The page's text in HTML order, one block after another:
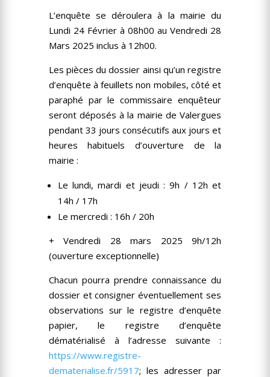
L’enquête se déroulera à la mairie du
Lundi 24 Février à 08h00 au Vendredi 28
Mars 2025 inclus à 12h00.
Les pièces du dossier ainsi qu’un registre
d’enquête à feuillets non mobiles, côté et
paraphé par le commissaire enquêteur
seront déposés à la mairie de Valergues
pendant 33 jours consécutifs aux jours et
heures habituels d’ouverture de la
mairie :
Le lundi, mardi et jeudi : 9h / 12h et
14h / 17h
Le mercredi : 16h / 20h
+ Vendredi 28 mars 2025 9h/12h
(ouverture exceptionnelle)
Chacun pourra prendre connaissance du
dossier et consigner éventuellement ses
observations sur le registre d’enquête
papier, le registre d’enquête
dématérialisé à l’adresse suivante :
https://www.registre-
dematerialise.fr/5917; les adresser par